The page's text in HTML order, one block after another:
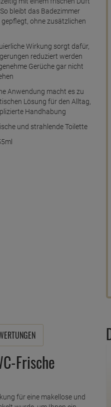
bleibt das Badezimmer
ohne zusätzlichen
Wirkung sorgt dafür,
reduziert werden
Gerüche gar nicht
Anwendung macht es zu
Lösung für den Alltag,
Handhabung
und strahlende Toilette
Frische
für eine makellose und